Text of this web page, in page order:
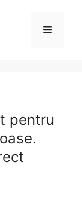
Menu
pentru